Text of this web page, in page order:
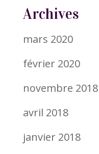
Archives
mars 2020
février 2020
novembre 2018
avril 2018
janvier 2018